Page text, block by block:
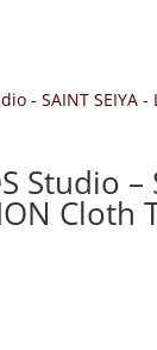
Studio –
Cloth